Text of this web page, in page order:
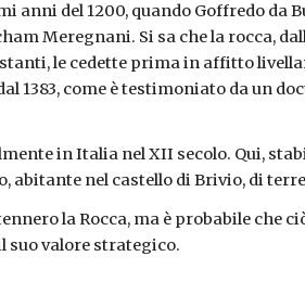
anni del 1200, quando Goffredo da
Meregnani. Si sa che la rocca,
le cedette prima in affitto
1383, come è testimoniato da un
in Italia nel XII secolo. Qui,
abitante nel castello di Brivio, di
la Rocca, ma è probabile che
suo valore strategico.